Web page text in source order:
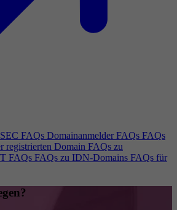
FAQs Domainanmelder FAQs FAQs
registrierten Domain FAQs zu
FAQs FAQs zu IDN-Domains FAQs für